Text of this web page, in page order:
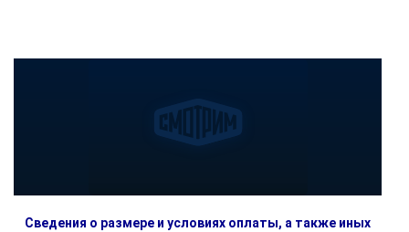
Сведения о размере и условиях оплаты, а также иных